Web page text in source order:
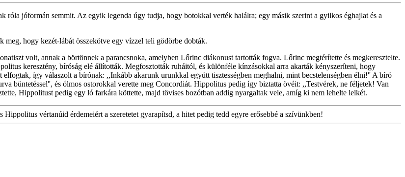
róla jóformán semmit. Az egyik legenda úgy tudja, hogy botokkal verték halálra; egy másik szerint a gyilkos éghajlat és a
meg, hogy kezét-lábát összekötve egy vízzel teli gödörbe dobták.
volt, annak a börtönnek a parancsnoka, amelyben Lőrinc diákonust tartották fogva. Lőrinc megtérítette és megkeresztelte.
keresztény, bíróság elé állították. Megfosztották ruháitól, és különféle kínzásokkal arra akarták kényszeríteni, hogy
így válaszolt a bírónak: ,,Inkább akarunk urunkkal együtt tisztességben meghalni, mint becstelenségben élni!'' A bíró
büntetéssel'', és ólmos ostorokkal verette meg Concordiát. Hippolitus pedig így biztatta övéit: ,,Testvérek, ne féljetek! Van
Hippolitust pedig egy ló farkára köttette, majd tövises bozótban addig nyargaltak vele, amíg ki nem lehelte lelkét.
vértanúid érdemeiért a szeretetet gyarapítsd, a hitet pedig tedd egyre erősebbé a szívünkben!